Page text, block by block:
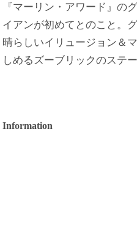
『マーリン・アワード』の
イアンが初めてとのこと。
晴らしいイリュージョン＆
しめるズーブリックのステ
Information